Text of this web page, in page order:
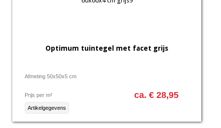
Optimum tuintegel met facet grijs
Afmeting 50x50x5 cm
Prijs per m² ca. € 28,95
Artikelgegevens